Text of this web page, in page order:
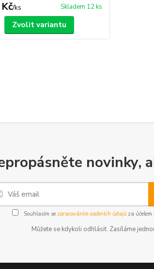
/ks Skladem 12 ks
Zvolit variantu
novinky,
Souhlasím se zpracováním osobních údajůza účelem
Můžete se kdykoli odhlásit. Zasíláme